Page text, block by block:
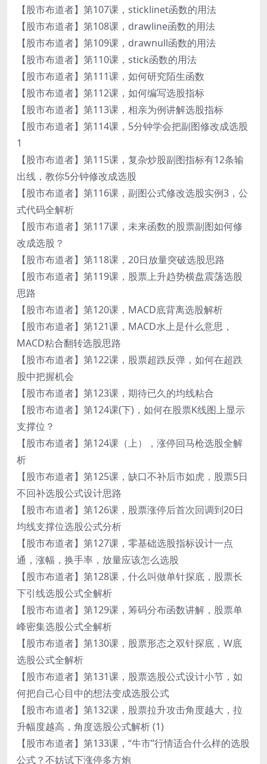
【股市布道者】第107课，sticklinet函数的用法
【股市布道者】第108课，drawline函数的用法
【股市布道者】第109课，drawnull函数的用法
【股市布道者】第110课，stick函数的用法
【股市布道者】第111课，如何研究陌生函数
【股市布道者】第112课，如何编写选股指标
【股市布道者】第113课，相亲为例讲解选股指标
【股市布道者】第114课，5分钟学会把副图修改成选股
1
【股市布道者】第115课，复杂炒股副图指标有12条输
出线，教你5分钟修改成选股
【股市布道者】第116课，副图公式修改选股实例3，公
式代码全解析
【股市布道者】第117课，未来函数的股票副图如何修
改成选股？
【股市布道者】第118课，20日放量突破选股思路
【股市布道者】第119课，股票上升趋势横盘震荡选股
思路
【股市布道者】第120课，MACD底背离选股解析
【股市布道者】第121课，MACD水上是什么意思，
MACD粘合翻转选股思路
【股市布道者】第122课，股票超跌反弹，如何在超跌
股中把握机会
【股市布道者】第123课，期待已久的均线粘合
【股市布道者】第124课(下)，如何在股票K线图上显示
支撑位？
【股市布道者】第124课（上），涨停回马枪选股全解
析
【股市布道者】第125课，缺口不补后市如虎，股票5日
不回补选股公式设计思路
【股市布道者】第126课，股票涨停后首次回调到20日
均线支撑位选股公式分析
【股市布道者】第127课，零基础选股指标设计一点
通，涨幅，换手率，放量应该怎么选股
【股市布道者】第128课，什么叫做单针探底，股票长
下引线选股公式全解析
【股市布道者】第129课，筹码分布函数讲解，股票单
峰密集选股公式全解析
【股市布道者】第130课，股票形态之双针探底，W底
选股公式全解析
【股市布道者】第131课，股票选股公式设计小节，如
何把自己心目中的想法变成选股公式
【股市布道者】第132课，股票拉升攻击角度越大，拉
升幅度越高，角度选股公式解析 (1)
【股市布道者】第133课，“牛市”行情适合什么样的选股
公式？不妨试下涨停多方炮